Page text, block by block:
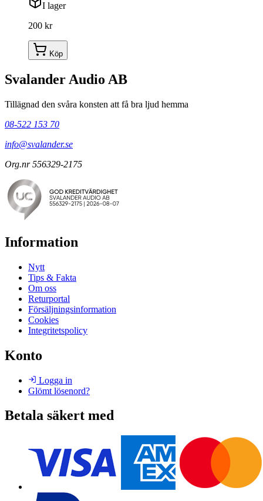
I lager
200 kr
Köp
Svalander Audio AB
Tillägnad den svåra konsten att få bra ljud hemma
08-522 153 70
info@svalander.se
Org.nr 556329-2175
Information
Nytt
Tips & Fakta
Om oss
Returportal
Försäljningsinformation
Cookies
Integritetspolicy
Konto
Logga in
Glömt lösenord?
Betala säkert med